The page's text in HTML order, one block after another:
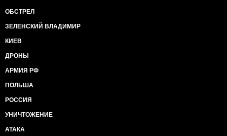
ОБСТРЕЛ
ЗЕЛЕНСКИЙ ВЛАДИМИР
КИЕВ
ДРОНЫ
АРМИЯ РФ
ПОЛЬША
РОССИЯ
УНИЧТОЖЕНИЕ
АТАКА